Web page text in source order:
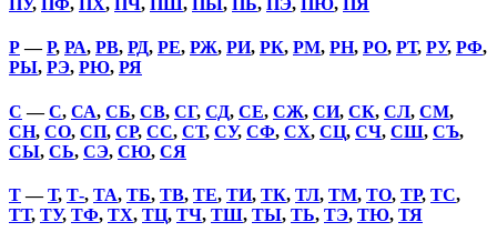
ПУ, ПФ, ПХ, ПЧ, ПШ, ПЫ, ПЬ, ПЭ, ПЮ, ПЯ
Р—Р, РА, РВ, РД, РЕ, РЖ, РИ, РК, РМ, РН, РО, РТ, РУ, РФ,
РЫ, РЭ, РЮ, РЯ
С —С, СА, СБ, СВ, СГ, СД, СЕ, СЖ, СИ, СК, СЛ, СМ,
СН, СО, СП, СР, СС, СТ, СУ, СФ, СХ, СЦ, СЧ, СШ, СЪ,
СЫ, СЬ, СЭ, СЮ, СЯ
Т—Т, Т-, ТА, ТБ, ТВ, ТЕ, ТИ, ТК, ТЛ, ТМ, ТО, ТР, ТС,
ТТ, ТУ, ТФ, ТХ, ТЦ, ТЧ, ТШ, ТЫ, ТЬ, ТЭ, ТЮ, ТЯ